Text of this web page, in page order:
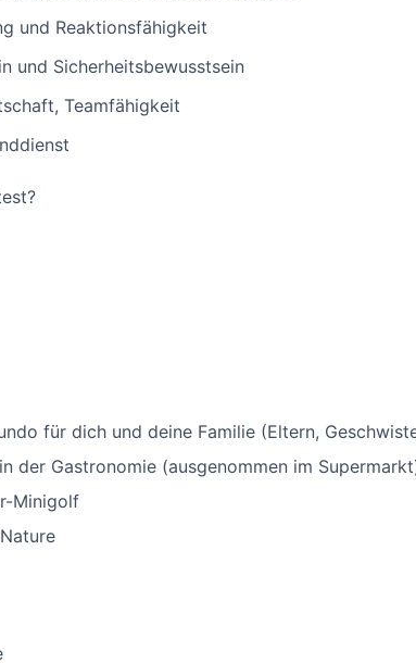
und Reaktionsfähigkeit
und Sicherheitsbewusstsein
Teamfähigkeit
für dich und deine Familie (Eltern,
der Gastronomie (ausgenommen im
Minigolf